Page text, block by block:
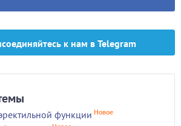
к нам в Telegram
функции Новое